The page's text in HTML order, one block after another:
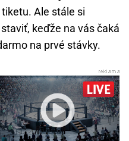
Ale stále si
keďže na vás čaká
na prvé stávky.